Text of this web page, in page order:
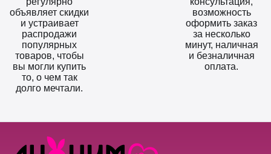
объявляет скидки
и устраивает
распродажи
популярных
товаров, чтобы
вы могли купить
то, о чем так
долго мечтали.
возможность
оформить заказ
за несколько
минут, наличная
и безналичная
оплата.